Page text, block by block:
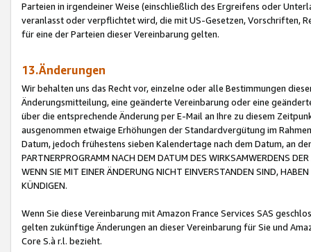
Parteien in irgendeiner Weise (einschließlich des Ergreifens oder
veranlasst oder verpflichtet wird, die mit US-Gesetzen, Vorschriften,
für eine der Parteien dieser Vereinbarung gelten.
13.Änderungen
Wir behalten uns das Recht vor, einzelne oder alle Bestimmungen
Änderungsmitteilung, eine geänderte Vereinbarung oder eine
über die entsprechende Änderung per E-Mail an Ihre zu diesem
ausgenommen etwaige Erhöhungen der Standardvergütung im
Datum, jedoch frühestens sieben Kalendertage nach dem Datum, an
PARTNERPROGRAMM NACH DEM DATUM DES WIRKSAMWERDENS
WENN SIE MIT EINER ÄNDERUNG NICHT EINVERSTANDEN SIND,
KÜNDIGEN.
Wenn Sie diese Vereinbarung mit Amazon France Services SAS
gelten zukünftige Änderungen an dieser Vereinbarung für Sie und
Core S.à r.l. bezieht.